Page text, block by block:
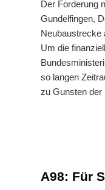
Der Forderung
Gundelfingen,
Neubaustrecke
Um die
so langen
zu Gunsten der
A98: Für